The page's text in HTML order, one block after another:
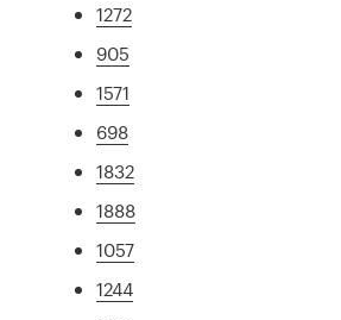
1272
905
1571
698
1832
1888
1057
1244